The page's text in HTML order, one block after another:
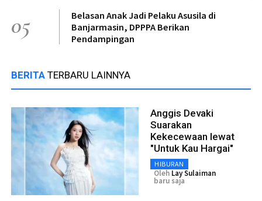
05
Belasan Anak Jadi Pelaku Asusila di
Banjarmasin, DPPPA Berikan
Pendampingan
BERITA TERBARU LAINNYA
Anggis Devaki
Suarakan
Kekecewaan lewat
"Untuk Kau Hargai"
HIBURAN
Oleh Lay Sulaiman
baru saja